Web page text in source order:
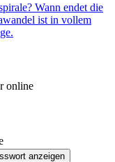
Wann endet die
ist in vollem
online
anzeigen